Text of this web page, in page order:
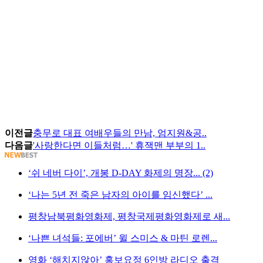
이전글충무로 대표 여배우들의 만남, 엄지원&공..
다음글'사랑한다면 이들처럼…' 휴잭맨 부부의 1..
‘쉬 네버 다이’, 개봉 D-DAY 화제의 명장... (2)
‘나는 5년 전 죽은 남자의 아이를 임신했다’ ...
평창남북평화영화제, 평창국제평화영화제로 새...
‘나쁜 녀석들: 포에버’ 윌 스미스 & 마틴 로렌...
영화 ‘해치지않아’ 홍보요정 6인방 라디오 출격